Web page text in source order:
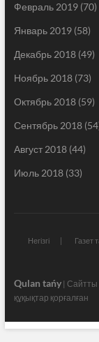
Февраль 2019(70)
Январь 2019(58)
Декабрь 2018(49)
Ноябрь 2018(73)
Октябрь 2018(59)
Сентябрь 2018
Август 2018(44)
Июль 2018(33)
Негізгі Газет
Qulan tańy| Сайтты
құқықтар қорғалған